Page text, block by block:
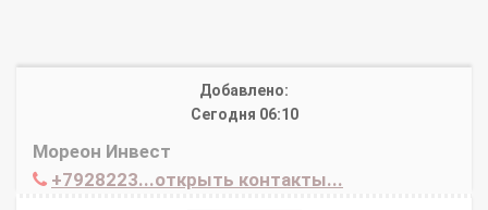
Добавлено:
Сегодня 06:10
Мореон Инвест
+7928223...открыть контакты...